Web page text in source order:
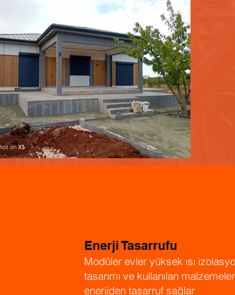
Enerji Tasarrufu
Modüler evler yüksek ısı
tasarımı ve kullanılan
enerjiden tasarruf sağlar